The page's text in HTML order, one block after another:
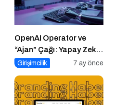
OpenAI Operator ve
“Ajan” Çağı: Yapay Zeka
Artık Sizin Yerinize İş
Girişimcilik 7 ay önce